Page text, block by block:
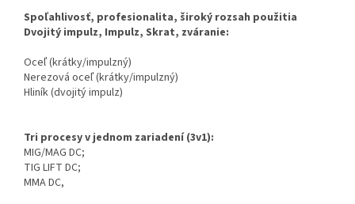
Spoľahlivosť, profesionalita, široký rozsah použitia
Dvojitý impulz, Impulz, Skrat, zváranie:
Oceľ (krátky/impulzný)
Nerezová oceľ (krátky/impulzný)
Hliník (dvojitý impulz)
Tri procesy v jednom zariadení (3v1):
MIG/MAG DC;
TIG LIFT DC;
MMA DC,